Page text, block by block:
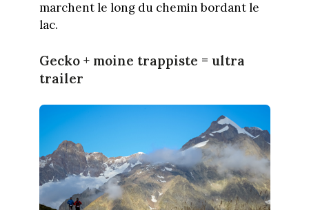
marchent le long du chemin bordant le
lac.
Gecko + moine trappiste = ultra
trailer